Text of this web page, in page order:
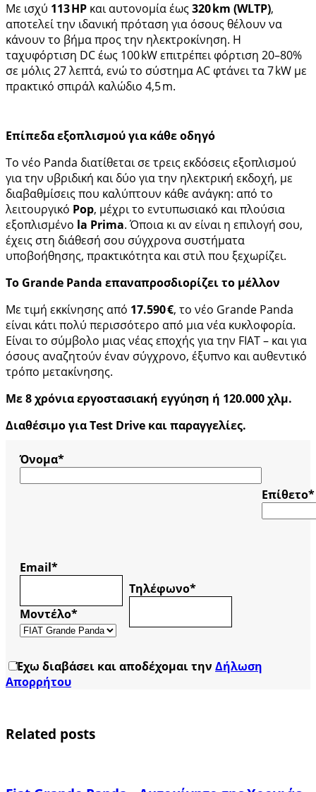
Με ισχύ 113 HP και αυτονομία έως320 km (WLTP),
αποτελεί την ιδανική πρόταση για όσους θέλουν να
κάνουν το βήμα προς την ηλεκτροκίνηση. Η
ταχυφόρτιση DC έως 100 kW επιτρέπει φόρτιση 20–80%
σε μόλις 27 λεπτά, ενώ το σύστημα AC φτάνει τα 7 kW με
πρακτικό σπιράλ καλώδιο 4,5 m.
Επίπεδα εξοπλισμού για κάθε οδηγό
Το νέο Panda διατίθεται σε τρεις εκδόσεις εξοπλισμού
για την υβριδική και δύο για την ηλεκτρική εκδοχή, με
διαβαθμίσεις που καλύπτουν κάθε ανάγκη: από το
λειτουργικό Pop, μέχρι το εντυπωσιακό και πλούσια
εξοπλισμένο la Prima. Όποια κι αν είναι η επιλογή σου,
έχεις στη διάθεσή σου σύγχρονα συστήματα
υποβοήθησης, πρακτικότητα και στιλ που ξεχωρίζει.
Το Grande Panda επαναπροσδιορίζει το μέλλον
Με τιμή εκκίνησης από 17.590 €, το νέο Grande Panda
είναι κάτι πολύ περισσότερο από μια νέα κυκλοφορία.
Είναι το σύμβολο μιας νέας εποχής για την FIAT – και για
όσους αναζητούν έναν σύγχρονο, έξυπνο και αυθεντικό
τρόπο μετακίνησης.
Με 8 χρόνια εργοστασιακή εγγύηση ή 120.000 χλμ.
Διαθέσιμο για Test Drive και παραγγελίες.
Όνομα*
Επίθετο*
Email*
Μοντέλο*
Τηλέφωνο*
Έχω διαβάσει και αποδέχομαι την Δήλωση
Απορρήτου
Related posts